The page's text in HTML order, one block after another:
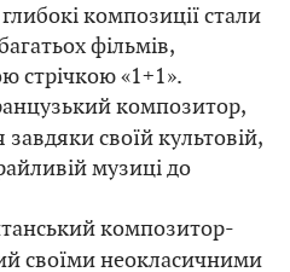
композиції стали
фільмів,
стрічкою «1+1».
композитор,
своїй культовій,
музиці до
композитор-
своїми неокласичними